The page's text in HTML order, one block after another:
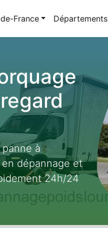
France Départements
à
dépannage et
24h/24